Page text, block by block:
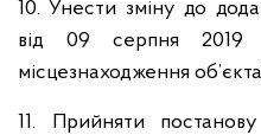
10. Унести зміну до
від 09 серпня
місцезнаходження
11. Прийняти